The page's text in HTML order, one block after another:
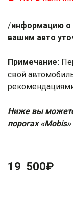
/информацию о
вашим авто
Примечание:
свой
Ниже вы
порогах
19 500₽